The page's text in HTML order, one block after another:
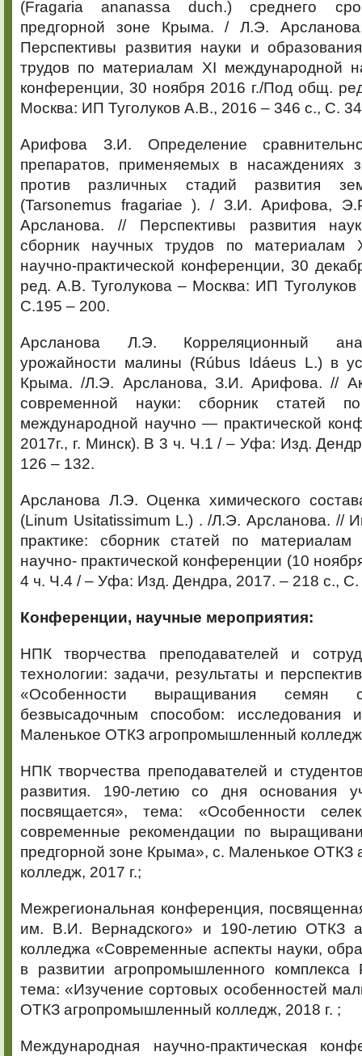
(Fragaria ananassa duch.) среднего
предгорной зоне Крыма. / Л.Э.
Перспективы развития науки и
трудов по материалам XI международной
конференции, 30 ноября 2016 г./Под общ.
Москва: ИП Туголуков А.В., 2016 – 346 с., С.
Арифова З.И. Определение
препаратов, применяемых в насаждениях
против различных стадий развития
(Tarsonemus fragariae ). / З.И. Арифова,
Арсланова. // Перспективы развития
сборник научных трудов по материалам
научно-практической конференции, 30
ред. А.В. Туголукова – Москва: ИП
С.195 – 200.
Арсланова Л.Э. Корреляционный
урожайности малины (Rúbus Idáeus L.) в
Крыма. /Л.Э. Арсланова, З.И. Арифова. //
современной науки: сборник статей
международной научно — практической
2017г., г. Минск). В 3 ч. Ч.1 / – Уфа: Изд.
126 – 132.
Арсланова Л.Э. Оценка химического
(Linum Usitatissimum L.) . /Л.Э. Арсланова. //
практике: сборник статей по
научно- практической конференции (10
4 ч. Ч.4 / – Уфа: Изд. Дендра, 2017. – 218 с., С.
Конференции, научные мероприятия:
НПК творчества преподавателей и
технологии: задачи, результаты и
«Особенности выращивания семян
безвысадочным способом: исследования
Маленькое ОТКЗ агропромышленный колледж
НПК творчества преподавателей и
развития. 190-летию со дня основания
посвящается», тема: «Особенности
современные рекомендации по
предгорной зоне Крыма», с. Маленькое
колледж, 2017 г.;
Межрегиональная конференция,
им. В.И. Вернадского» и 190-летию ОТКЗ
колледжа «Современные аспекты науки,
в развитии агропромышленного комплекса
тема: «Изучение сортовых особенностей
ОТКЗ агропромышленный колледж, 2018 г. ;
Международная научно-практическая